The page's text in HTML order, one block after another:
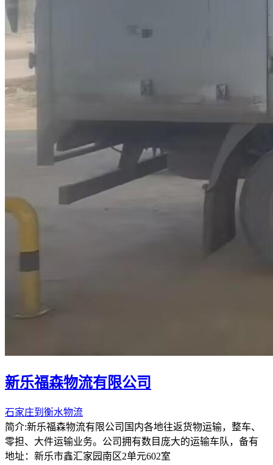
新乐福森物流有限公司
石家庄到衡水物流
简介:新乐福森物流有限公司国内各地往返货物运输，整车、
零担、大件运输业务。公司拥有数目庞大的运输车队，备有
地址：新乐市鑫汇家园南区2单元602室